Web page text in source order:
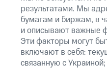
результатами. Мы
бумагам и биржам, в
и описывают важные
Эти факторы могут
включают в себя:
связанную с